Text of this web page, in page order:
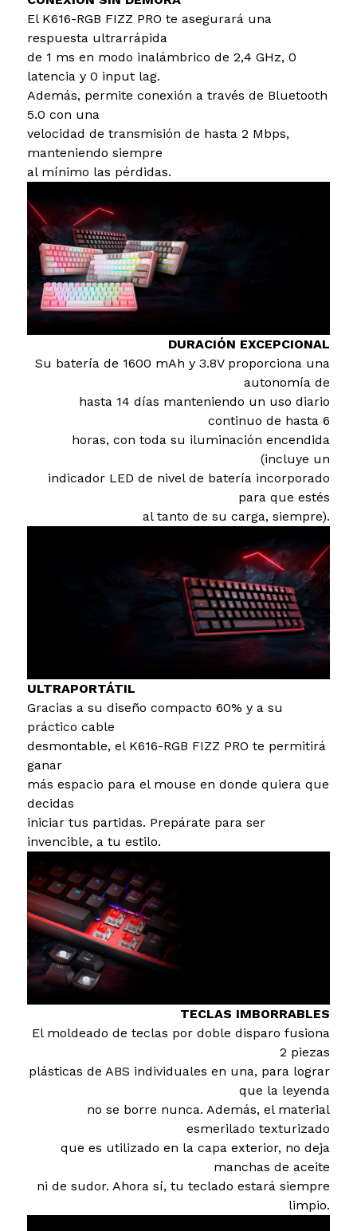
El K616-RGB FIZZ PRO te asegurará una
respuesta ultrarrápida
de 1 ms en modo inalámbrico de 2,4 GHz, 0
latencia y 0 input lag.
Además, permite conexión a través de Bluetooth
5.0 con una
velocidad de transmisión de hasta 2 Mbps,
manteniendo siempre
al mínimo las pérdidas.
DURACIÓN EXCEPCIONAL
Su batería de 1600 mAh y 3.8V proporciona una
autonomía de
hasta 14 días manteniendo un uso diario
continuo de hasta 6
horas, con toda su iluminación encendida
(incluye un
indicador LED de nivel de batería incorporado
para que estés
al tanto de su carga, siempre).
ULTRAPORTÁTIL
Gracias a su diseño compacto 60% y a su
práctico cable
desmontable, el K616-RGB FIZZ PRO te permitirá
ganar
más espacio para el mouse en donde quiera que
decidas
iniciar tus partidas. Prepárate para ser
invencible, a tu estilo.
TECLAS IMBORRABLES
El moldeado de teclas por doble disparo fusiona
2 piezas
plásticas de ABS individuales en una, para lograr
que la leyenda
no se borre nunca. Además, el material
esmerilado texturizado
que es utilizado en la capa exterior, no deja
manchas de aceite
ni de sudor. Ahora sí, tu teclado estará siempre
limpio.